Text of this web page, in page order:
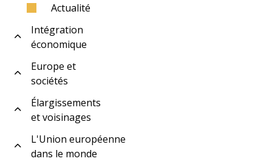
Actualité
Intégration
économique
Europe et
sociétés
Élargissements
et voisinages
L'Union européenne
dans le monde